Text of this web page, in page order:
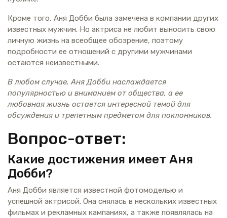
Кроме того, Аня Добби была замечена в компании других
известных мужчин. Но актриса не любит выносить свою
личную жизнь на всеобщее обозрение, поэтому
подробности ее отношений с другими мужчинами
остаются неизвестными.
В любом случае, Аня Добби наслаждается
популярностью и вниманием от общества, а ее
любовная жизнь остается интересной темой для
обсуждения и трепетным предметом для поклонников.
Вопрос-ответ:
Какие достижения имеет Аня
Добби?
Аня Добби является известной фотомоделью и
успешной актрисой. Она снялась в нескольких известных
фильмах и рекламных кампаниях, а также появлялась на